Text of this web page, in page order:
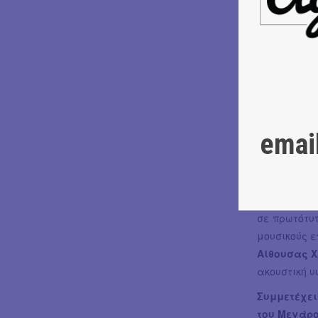
επίσης
Κάρμεν,
θέματα
Άννα-
σε
μουσικούς
Αίθουσας
ακουστική
του